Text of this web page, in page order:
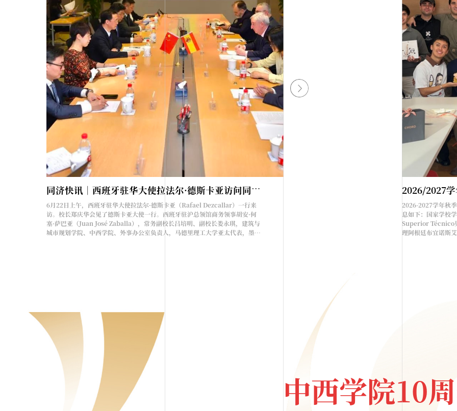
同
济快讯｜西班牙驻华大使拉法尔·德斯卡亚访问同济大学
6月22日上午，西班牙驻华大使拉法尔·德斯卡亚（Rafael Dezcallar）一行来
访。校长郑庆华会见了德斯卡亚大使一行。西班牙驻沪总领馆商务领事胡安·何
塞·萨巴亚（Juan José Zaballa），常务副校长吕培明、副校长娄永琪，建筑与
城市规划学院、中西学院、外事办公室负责人，马德里理工大学亚太代表，墨西
[通知更正]观影报名 | 西班牙语优秀电影展
西班牙语优秀电影展映西班牙是欧洲最具吸引力的国家之一，
斗牛，奔放的弗拉明戈，还是大文豪塞万提斯的故乡。西班牙
的文化特点深受世界观众的喜爱，它们不仅把西班牙文化带给
方式描绘了当地的历史与风俗。#西班牙优秀电影展映片单
2026/2027
2026-2027学年秋
息如下：国家学校
Superior Técnico
理阿根廷布宜诺斯
中西学院10